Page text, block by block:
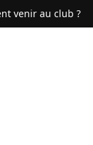
venir au club ?